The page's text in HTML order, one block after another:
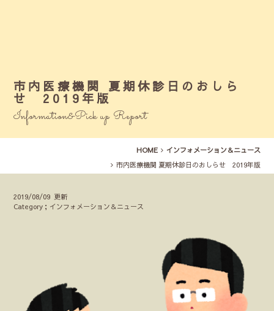
市内医療機関 夏期休診日のおしら
せ 2019年版
Information&Pick up Report
HOME
インフォメーション＆ニュース
市内医療機関 夏期休診日のおしらせ 2019年版
2019/08/09 更新
Category；インフォメーション＆ニュース